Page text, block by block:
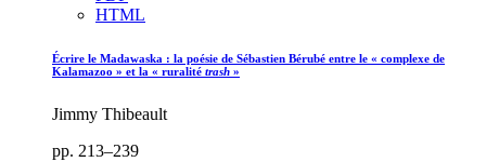
HTML
Écrire le Madawaska : la poésie de Sébastien Bérubé entre le « complexe de
Kalamazoo » et la « ruralité trash »
Jimmy Thibeault
pp. 213–239